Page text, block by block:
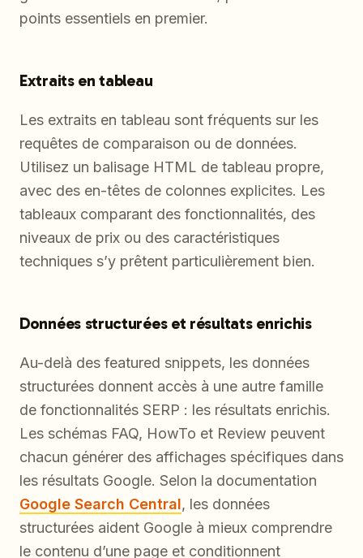
points essentiels en premier.
Extraits en tableau
Les extraits en tableau sont fréquents sur les
requêtes de comparaison ou de données.
Utilisez un balisage HTML de tableau propre,
avec des en-têtes de colonnes explicites. Les
tableaux comparant des fonctionnalités, des
niveaux de prix ou des caractéristiques
techniques s’y prêtent particulièrement bien.
Données structurées et résultats enrichis
Au-delà des featured snippets, les données
structurées donnent accès à une autre famille
de fonctionnalités SERP : les résultats enrichis.
Les schémas FAQ, HowTo et Review peuvent
chacun générer des affichages spécifiques dans
les résultats Google. Selon la documentation
Google Search Central, les données
structurées aident Google à mieux comprendre
le contenu d’une page et conditionnent